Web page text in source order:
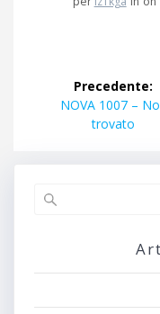
articoli
Precedente:
Articolo
precedente:
NOVA 1007 –
trovato